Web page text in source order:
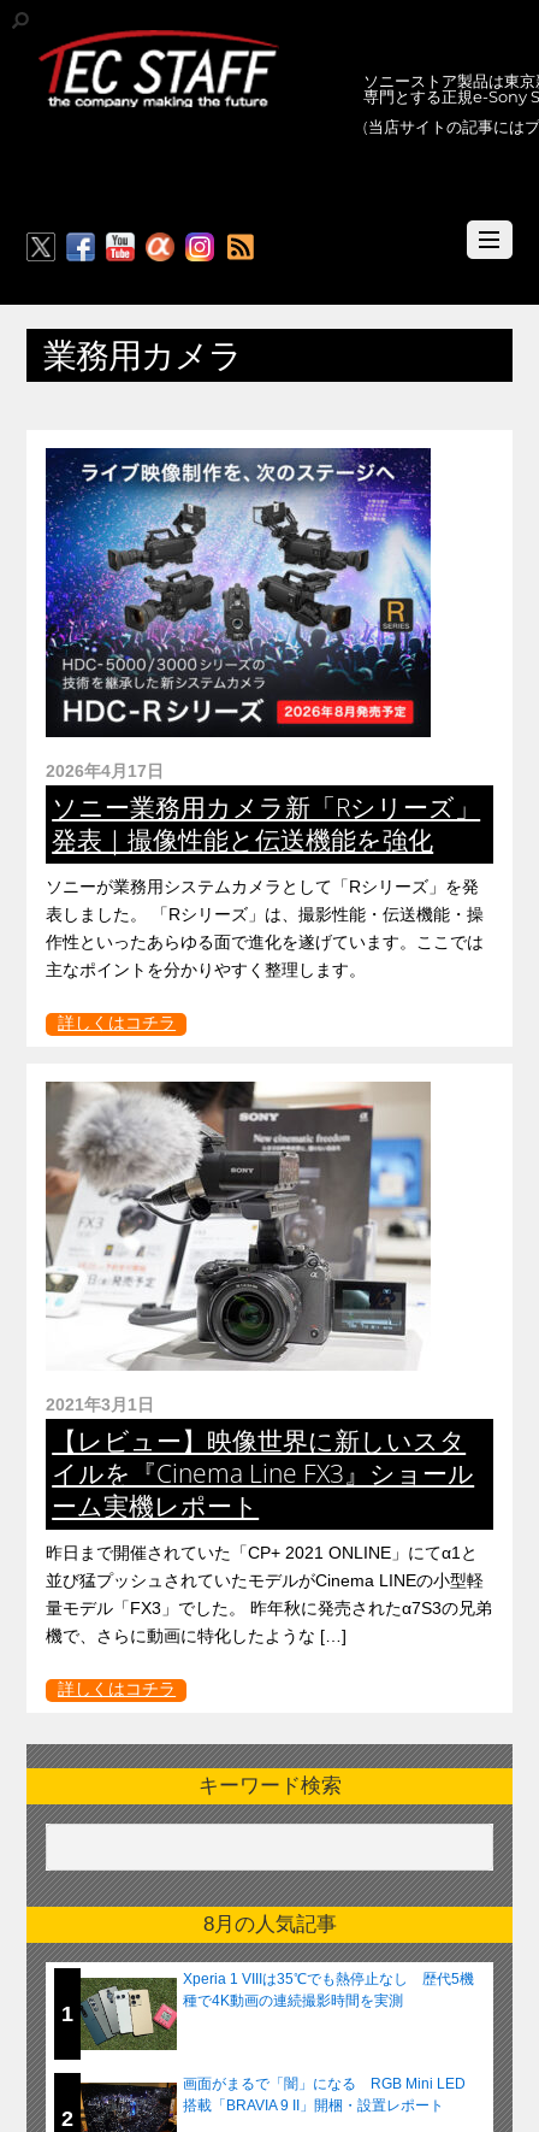
ソニーストア製品は東
専門とする正規e-Sony
(当店サイトの記事には
業務用カメラ
2026年4月17日
ソニー業務用カメラ新「Rシリーズ」
発表｜撮像性能と伝送機能を強化
ソニーが業務用システムカメラとして「Rシリーズ」を発
表しました。 「Rシリーズ」は、撮影性能・伝送機能・操
作性といったあらゆる面で進化を遂げています。ここでは
主なポイントを分かりやすく整理します。
詳しくはコチラ
2021年3月1日
【レビュー】映像世界に新しいスタ
イルを『Cinema Line FX3』ショール
ーム実機レポート
昨日まで開催されていた「CP+ 2021 ONLINE」にてα1と
並び猛プッシュされていたモデルがCinema LINEの小型軽
量モデル「FX3」でした。 昨年秋に発売されたα7S3の兄弟
機で、さらに動画に特化したような […]
詳しくはコチラ
キーワード検索
8月の人気記事
1
Xperia 1 VIIIは35℃でも熱停止なし 歴代5機
種で4K動画の連続撮影時間を実測
2
画面がまるで「闇」になる RGB Mini LED
搭載「BRAVIA 9 II」開梱・設置レポート